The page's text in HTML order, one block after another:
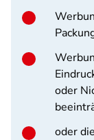
oder
oder